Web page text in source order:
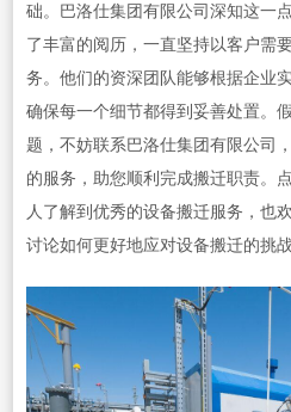
础。巴洛仕集团有限公司深知这一
了丰富的阅历，一直坚持以客户需
务。他们的资深团队能够根据企业
确保每一个细节都得到妥善处置。
题，不妨联系巴洛仕集团有限公司
的服务，助您顺利完成搬迁职责。
人了解到优秀的设备搬迁服务，也
讨论如何更好地应对设备搬迁的挑战